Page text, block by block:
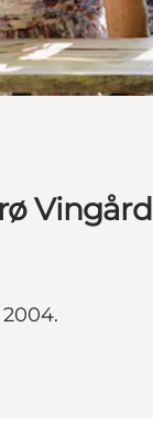
Vingård